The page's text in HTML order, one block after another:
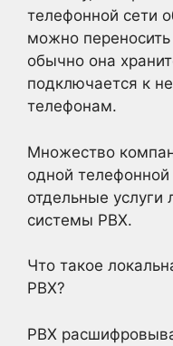
телефонной сети
можно
обычно она
подключается к
телефонам.
Множество
одной
отдельные услуги
системы PBX.
Что такое
PBX?
PBX